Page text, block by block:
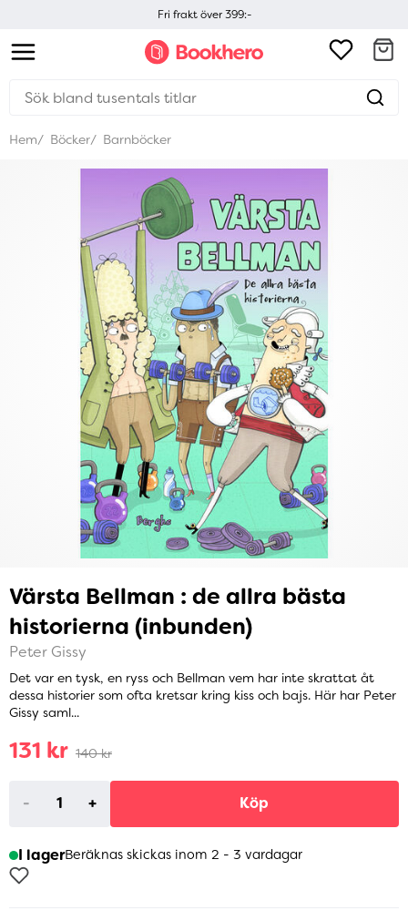
Fri frakt över 399:-
Hem Böcker Barnböcker
Värsta Bellman : de allra bästa
historierna (inbunden)
Peter Gissy
Det var en tysk, en ryss och Bellman vem har inte skrattat åt
dessa historier som ofta kretsar kring kiss och bajs. Här har Peter
Gissy saml...
131 kr 140 kr
- + Köp
I lagerBeräknas skickas inom 2 - 3 vardagar